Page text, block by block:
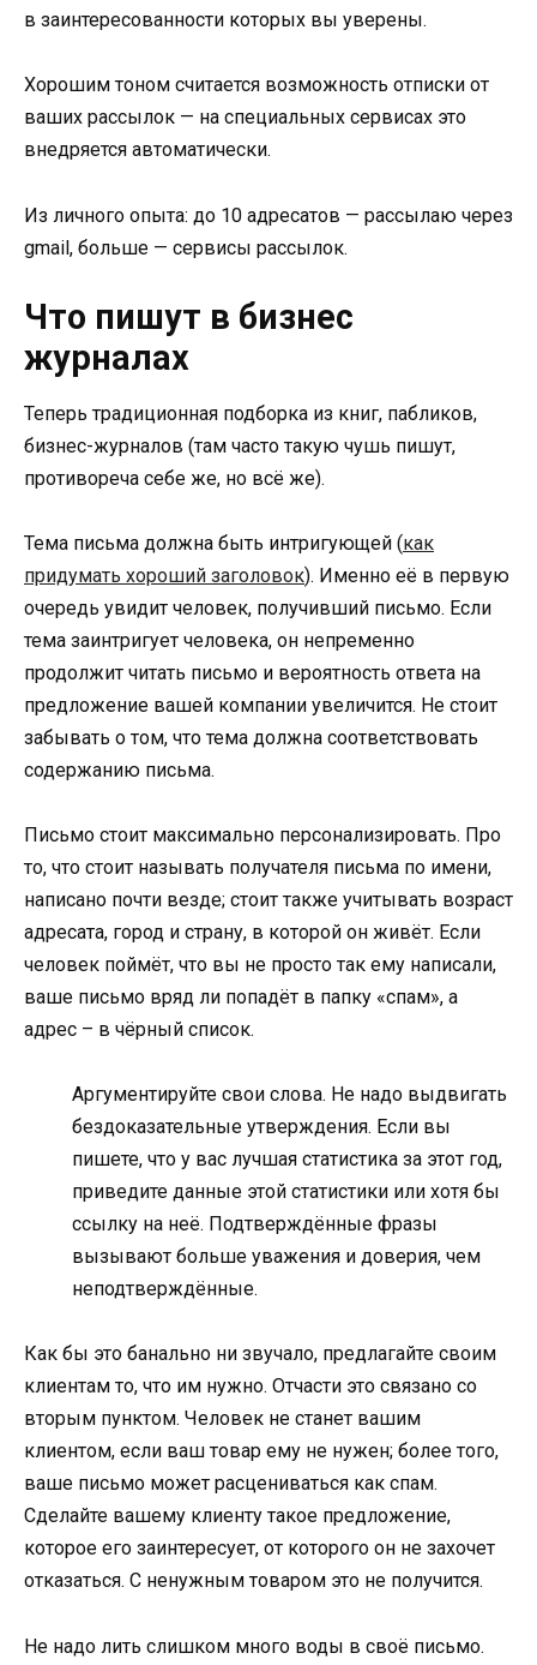
в заинтересованности которых вы уверены.
Хорошим тоном считается возможность отписки от
ваших рассылок — на специальных сервисах это
внедряется автоматически.
Из личного опыта: до 10 адресатов — рассылаю через
gmail, больше — сервисы рассылок.
Что пишут в бизнес
журналах
Теперь традиционная подборка из книг, пабликов,
бизнес-журналов (там часто такую чушь пишут,
противореча себе же, но всё же).
Тема письма должна быть интригующей (как
придумать хороший заголовок). Именно её в первую
очередь увидит человек, получивший письмо. Если
тема заинтригует человека, он непременно
продолжит читать письмо и вероятность ответа на
предложение вашей компании увеличится. Не стоит
забывать о том, что тема должна соответствовать
содержанию письма.
Письмо стоит максимально персонализировать. Про
то, что стоит называть получателя письма по имени,
написано почти везде; стоит также учитывать возраст
адресата, город и страну, в которой он живёт. Если
человек поймёт, что вы не просто так ему написали,
ваше письмо вряд ли попадёт в папку «спам», а
адрес – в чёрный список.
Аргументируйте свои слова. Не надо выдвигать
бездоказательные утверждения. Если вы
пишете, что у вас лучшая статистика за этот год,
приведите данные этой статистики или хотя бы
ссылку на неё. Подтверждённые фразы
вызывают больше уважения и доверия, чем
неподтверждённые.
Как бы это банально ни звучало, предлагайте своим
клиентам то, что им нужно. Отчасти это связано со
вторым пунктом. Человек не станет вашим
клиентом, если ваш товар ему не нужен; более того,
ваше письмо может расцениваться как спам.
Сделайте вашему клиенту такое предложение,
которое его заинтересует, от которого он не захочет
отказаться. С ненужным товаром это не получится.
Не надо лить слишком много воды в своё письмо.